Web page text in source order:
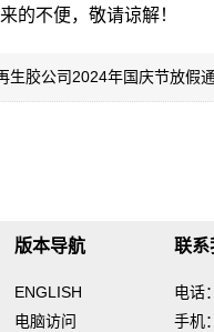
的不便，敬请谅解！
生胶公司2024年国庆节放假
版本导航
ENGLISH
电脑访问
联系
电话
手机